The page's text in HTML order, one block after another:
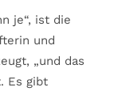
je“, ist die
und
„und das
Es gibt